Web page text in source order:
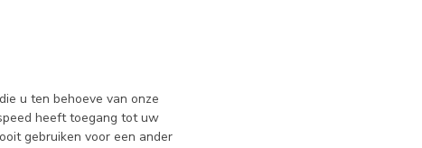
u ten behoeve van onze
heeft toegang tot uw
gebruiken voor een ander